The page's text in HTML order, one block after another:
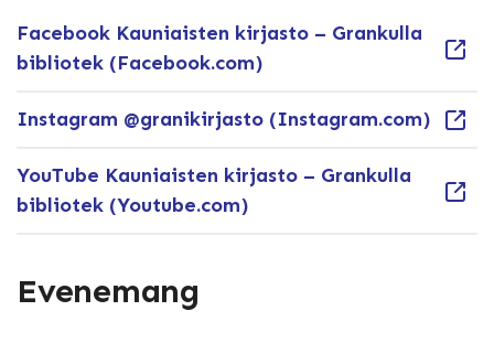
Facebook Kauniaisten kirjasto – Grankulla
bibliotek (Facebook.com)
Instagram @granikirjasto (Instagram.com)
YouTube Kauniaisten kirjasto – Grankulla
bibliotek (Youtube.com)
Evenemang